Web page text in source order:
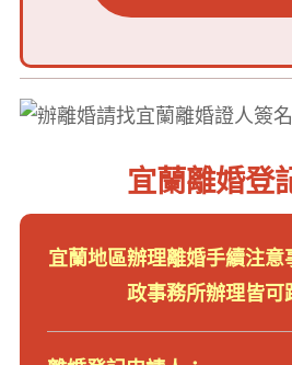
宜蘭離婚登
宜蘭地區辦理離婚手續注意
政事務所辦理皆可